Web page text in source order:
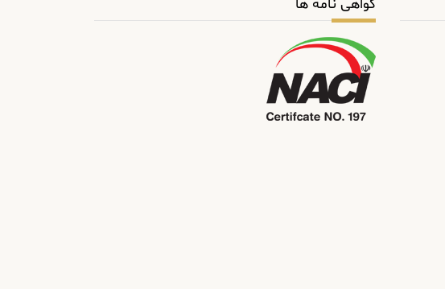
گواهی نامه ها